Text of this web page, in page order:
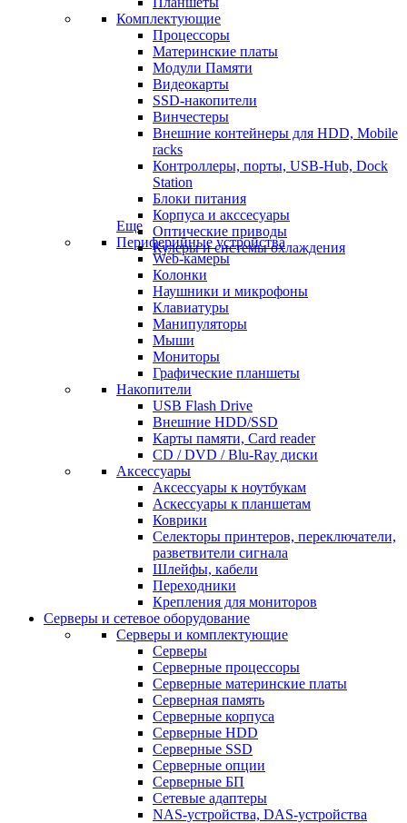
Комплектующие
Процессоры
Материнские платы
Модули Памяти
Видеокарты
SSD-накопители
Винчестеры
Внешние контейнеры для HDD, Mobile
racks
Контроллеры, порты, USB-Hub, Dock
Station
Блоки питания
Корпуса и акссесуары
Оптические приводы
Кулеры и системы охлаждения
Еще
Периферийные устройства
Web-камеры
Колонки
Наушники и микрофоны
Клавиатуры
Манипуляторы
Мыши
Мониторы
Графические планшеты
Накопители
USB Flash Drive
Внешние HDD/SSD
Карты памяти, Card reader
CD / DVD / Blu-Ray диски
Аксессуары
Аксессуары к ноутбукам
Аскессуары к планшетам
Коврики
Селекторы принтеров, переключатели,
разветвители сигнала
Шлейфы, кабели
Переходники
Крепления для мониторов
Серверы и сетевое оборудование
Серверы и комплектующие
Серверы
Серверные процессоры
Серверные материнские платы
Серверная память
Серверные корпуса
Серверные HDD
Серверные SSD
Серверные опции
Серверные БП
Сетевые адаптеры
NAS-устройства, DAS-устройства